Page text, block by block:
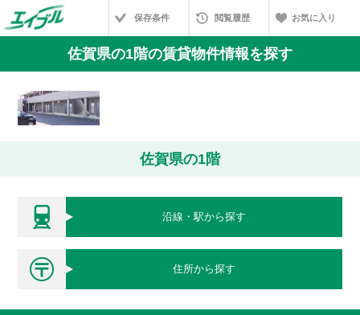
保存条件 閲覧履歴 お気に入り
佐賀県の1階の賃貸物件情報を探す
佐賀県の1階
沿線・駅から探す
住所から探す